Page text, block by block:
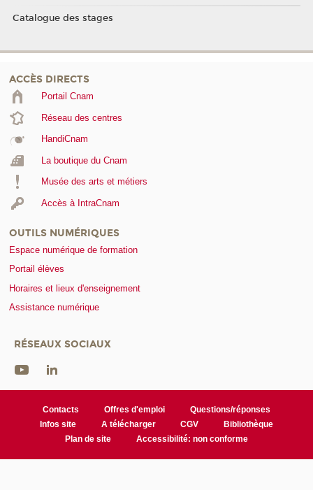
Catalogue des stages
ACCÈS DIRECTS
Portail Cnam
Réseau des centres
HandiCnam
La boutique du Cnam
Musée des arts et métiers
Accès à IntraCnam
OUTILS NUMÉRIQUES
Espace numérique de formation
Portail élèves
Horaires et lieux d'enseignement
Assistance numérique
RÉSEAUX SOCIAUX
Contacts Offres d'emploi
Questions/réponses
Infos site
A télécharger CGV
Bibliothèque
Plan de site
Accessibilité: non conforme